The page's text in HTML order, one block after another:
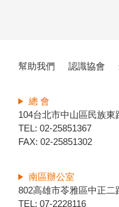
幫助我們 認識協會
總 會
104台北市中山區民族東
TEL: 02-25851367
FAX: 02-25851302
南區辦公室
802高雄市苓雅區中正二
TEL: 07-2228116